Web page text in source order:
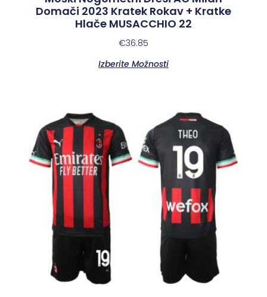
Domači 2023 Kratek Rokav + Kratke
Hlače MUSACCHIO 22
€36.85
Izberite Možnosti